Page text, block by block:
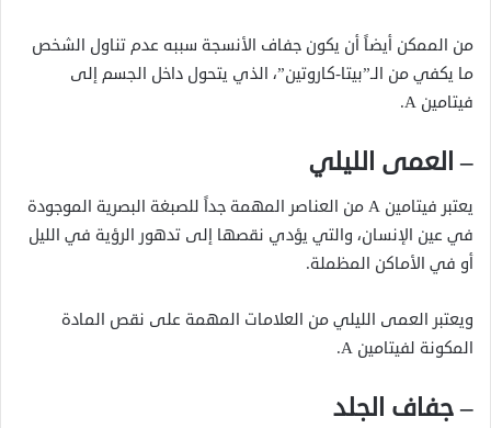
من الممكن أيضاً أن يكون جفاف الأنسجة سببه عدم تناول الشخص
ما يكفي من الـ”بيتا-كاروتين”، الذي يتحول داخل الجسم إلى
فيتامين A.
– العمى الليلي
يعتبر فيتامين A من العناصر المهمة جداً للصبغة البصرية الموجودة
في عين الإنسان، والتي يؤدي نقصها إلى تدهور الرؤية في الليل
أو في الأماكن المظملة.
ويعتبر العمى الليلي من العلامات المهمة على نقص المادة
المكونة لفيتامين A.
– جفاف الجلد